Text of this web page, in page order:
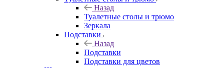
Назад
Туалетные столы и трюмо
Зеркала
Подставки
Назад
Подставки
Подставки для цветов